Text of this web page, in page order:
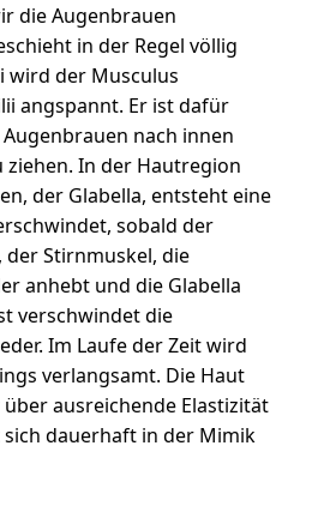
die Augenbrauen
in der Regel völlig
wird der Musculus
angspannt. Er ist dafür
nach innen
ziehen. In der Hautregion
der Glabella, entsteht eine
sobald der
Stirnmuskel, die
anhebt und die Glabella
verschwindet die
Im Laufe der Zeit wird
verlangsamt. Die Haut
ausreichende Elastizität
dauerhaft in der Mimik